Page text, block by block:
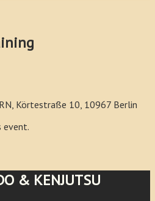
Körtestraße 10, 10967 Berlin
event.
& KENJUTSU